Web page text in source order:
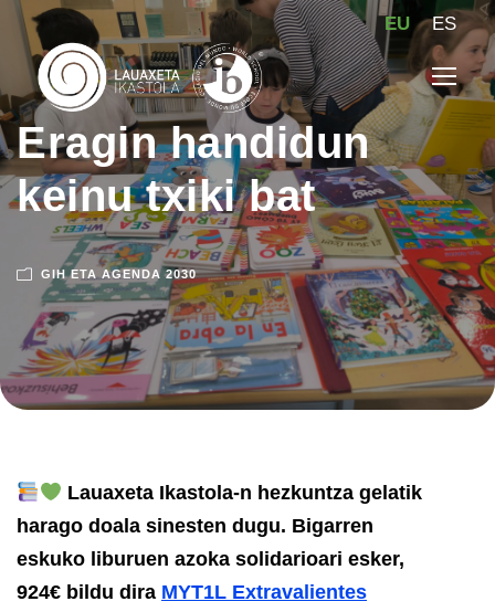
EU ES
Eragin handidun
keinu txiki bat
GIH ETA AGENDA 2030
Lauaxeta Ikastola-n hezkuntza gelatik
harago doala sinesten dugu. Bigarren
eskuko liburuen azoka solidarioari esker,
924€ bildu dira MYT1L Extravalientes